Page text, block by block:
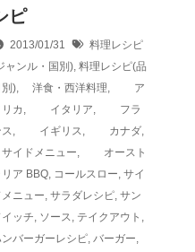
ピ
2013/01/31
料理レシピ
ャンル・国別), 料理レシピ(品
別), 洋食・西洋料理,
ア
リカ , イタリア,
フラ
, イギリス, カナダ,
イドメニュー,
オースト
リア BBQ, コールスロー, サイ
メニュー, サラダレシピ, サン
イッチ, ソース, テイクアウト ,
バーガーレシピ, バーガー,